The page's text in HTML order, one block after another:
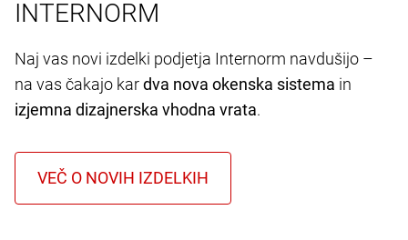
INTERNORM
Naj vas novi izdelki podjetja Internorm navdušijo –
na vas čakajo kardva nova okenska sistema in
izjemna dizajnerska vhodna vrata.